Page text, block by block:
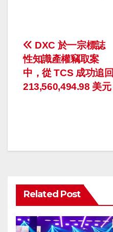
投
稿
ナ
ー
ョ
ン
DXC 於一宗標誌
性知識產權竊取案
中，從 TCS 成功追回
213,560,494.98 美元
Related Post